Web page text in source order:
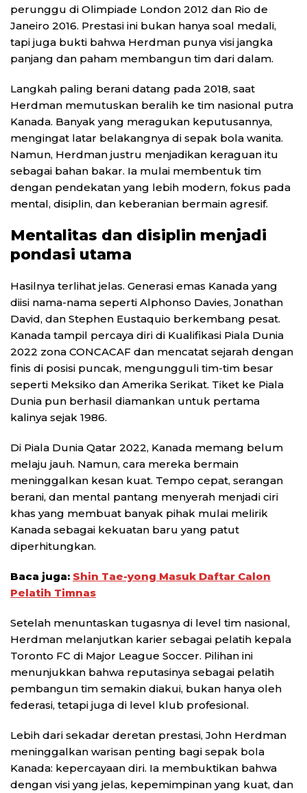
perunggu di Olimpiade London 2012 dan Rio de
Janeiro 2016. Prestasi ini bukan hanya soal medali,
tapi juga bukti bahwa Herdman punya visi jangka
panjang dan paham membangun tim dari dalam.
Langkah paling berani datang pada 2018, saat
Herdman memutuskan beralih ke tim nasional putra
Kanada. Banyak yang meragukan keputusannya,
mengingat latar belakangnya di sepak bola wanita.
Namun, Herdman justru menjadikan keraguan itu
sebagai bahan bakar. Ia mulai membentuk tim
dengan pendekatan yang lebih modern, fokus pada
mental, disiplin, dan keberanian bermain agresif.
Mentalitas dan disiplin menjadi
pondasi utama
Hasilnya terlihat jelas. Generasi emas Kanada yang
diisi nama-nama seperti Alphonso Davies, Jonathan
David, dan Stephen Eustaquio berkembang pesat.
Kanada tampil percaya diri di Kualifikasi Piala Dunia
2022 zona CONCACAF dan mencatat sejarah dengan
finis di posisi puncak, mengungguli tim-tim besar
seperti Meksiko dan Amerika Serikat. Tiket ke Piala
Dunia pun berhasil diamankan untuk pertama
kalinya sejak 1986.
Di Piala Dunia Qatar 2022, Kanada memang belum
melaju jauh. Namun, cara mereka bermain
meninggalkan kesan kuat. Tempo cepat, serangan
berani, dan mental pantang menyerah menjadi ciri
khas yang membuat banyak pihak mulai melirik
Kanada sebagai kekuatan baru yang patut
diperhitungkan.
Baca juga: Shin Tae-yong Masuk Daftar Calon
Pelatih Timnas
Setelah menuntaskan tugasnya di level tim nasional,
Herdman melanjutkan karier sebagai pelatih kepala
Toronto FC di Major League Soccer. Pilihan ini
menunjukkan bahwa reputasinya sebagai pelatih
pembangun tim semakin diakui, bukan hanya oleh
federasi, tetapi juga di level klub profesional.
Lebih dari sekadar deretan prestasi, John Herdman
meninggalkan warisan penting bagi sepak bola
Kanada: kepercayaan diri. Ia membuktikan bahwa
dengan visi yang jelas, kepemimpinan yang kuat, dan